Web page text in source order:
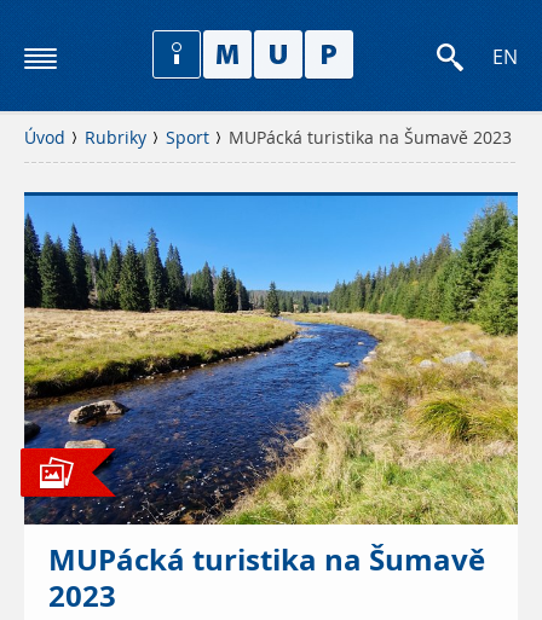
EN
Úvod Rubriky Sport MUPácká turistika na Šumavě 2023
MUPácká turistika na Šumavě
2023